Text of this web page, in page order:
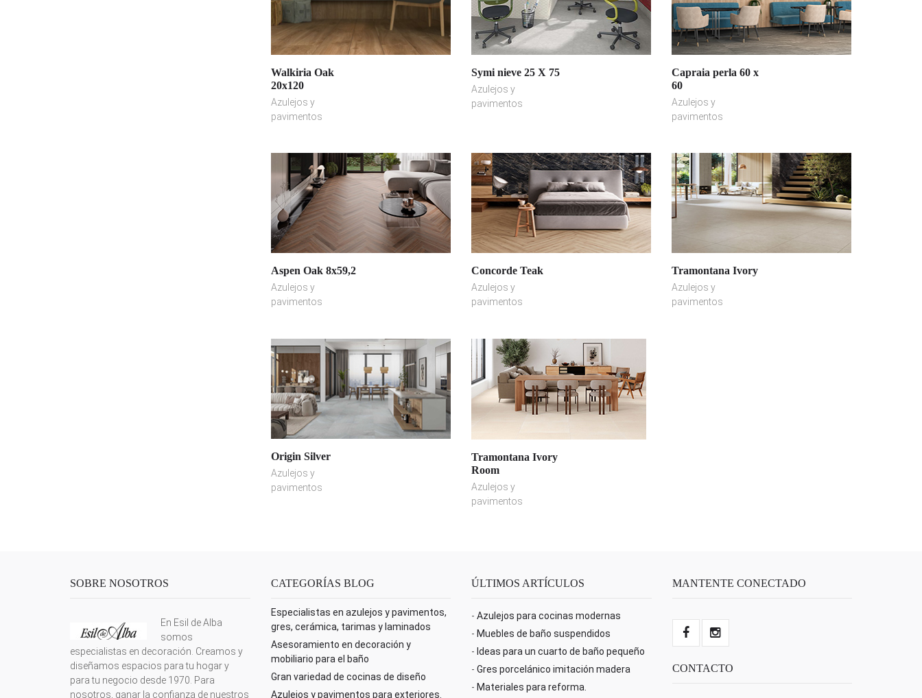
Walkiria Oak
20x120
Azulejos y
pavimentos
Symi nieve 25 X 75
Azulejos y
pavimentos
Capraia perla 60 x
60
Azulejos y
pavimentos
Aspen Oak 8x59,2
Azulejos y
pavimentos
Concorde Teak
Azulejos y
pavimentos
Tramontana Ivory
Azulejos y
pavimentos
Origin Silver
Azulejos y
pavimentos
Tramontana Ivory
Room
Azulejos y
pavimentos
SOBRE NOSOTROS
En Esil de Alba
somos
especialistas en decoración. Creamos y
diseñamos espacios para tu hogar y
para tu negocio desde 1970. Para
nosotros, ganar la confianza de nuestros
CATEGORÍAS BLOG
Especialistas en azulejos y pavimentos,
gres, cerámica, tarimas y laminados
Asesoramiento en decoración y
mobiliario para el baño
Gran variedad de cocinas de diseño
Azulejos y pavimentos para exteriores.
ÚLTIMOS ARTÍCULOS
- Azulejos para cocinas modernas
- Muebles de baño suspendidos
- Ideas para un cuarto de baño pequeño
- Gres porcelánico imitación madera
- Materiales para reforma.
MANTENTE CONECTADO
CONTACTO